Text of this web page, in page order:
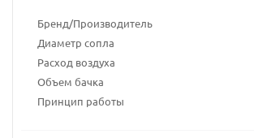
Бренд/Производитель
Диаметр сопла
Расход воздуха
Объем бачка
Принцип работы